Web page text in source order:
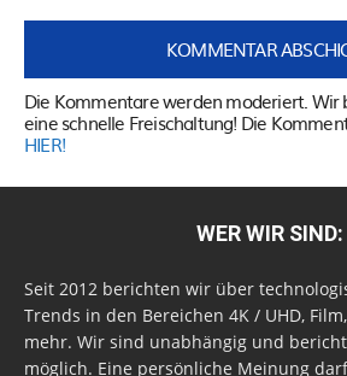
Die Kommentare werden moderiert. Wir
eine schnelle Freischaltung! Die
HIER!
WER WIR SIND:
Seit 2012 berichten wir über
Trends in den Bereichen 4K / UHD,
mehr. Wir sind unabhängig und
möglich. Eine persönliche Meinung